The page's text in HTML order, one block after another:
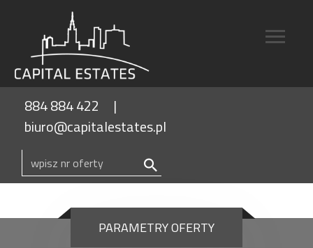
884 884 422
biuro@capitalestates.pl
PARAMETRY OFERTY